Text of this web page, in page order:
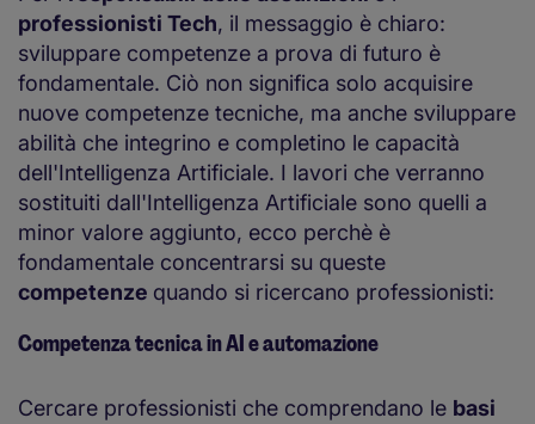
professionisti Tech, il messaggio è chiaro:
sviluppare competenze a prova di futuro è
fondamentale. Ciò non significa solo acquisire
nuove competenze tecniche, ma anche sviluppare
abilità che integrino e completino le capacità
dell'Intelligenza Artificiale. I lavori che verranno
sostituiti dall'Intelligenza Artificiale sono quelli a
minor valore aggiunto, ecco perchè è
fondamentale concentrarsi su queste
competenze quando si ricercano professionisti:
Competenza tecnica in AI e automazione
Cercare professionisti che comprendano le basi